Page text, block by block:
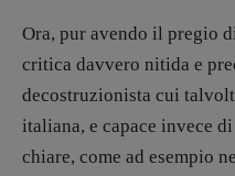
Vampirismi
DIRETTRICE
Antonella Marrone
Ora, pur avendo il pregio
critica davvero nitida e
decostruzionista cui
italiana, e capace invece
chiare, come ad esempio